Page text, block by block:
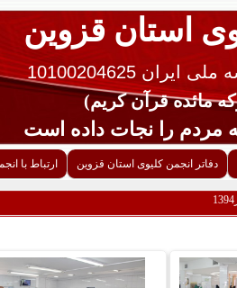
استان قزوین
ایران 10100204625
را نجات داده است
دفاتر انجمن کلیوی استان قزوین ارتباط با